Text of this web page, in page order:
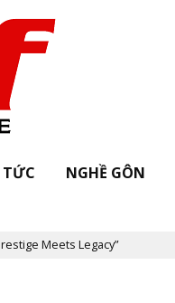
NGHỀ GÔN
Dấu ấn